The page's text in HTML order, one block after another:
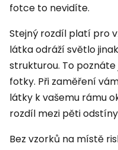
fotce to nevidíte.
Stejný rozdíl platí pro
látka odráží světlo
strukturou. To poznáte
fotky. Při zaměření
látky k vašemu rámu
rozdíl mezi pěti
Bez vzorků na místě